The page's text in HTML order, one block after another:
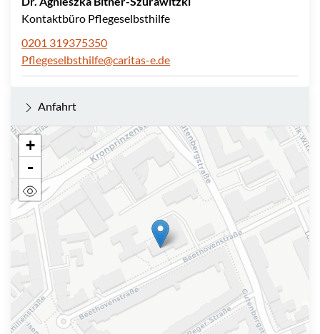
Kontaktbüro Pflegeselbsthilfe
0201 319375350
Pflegeselbsthilfe@caritas-e.de
Anfahrt
+
-